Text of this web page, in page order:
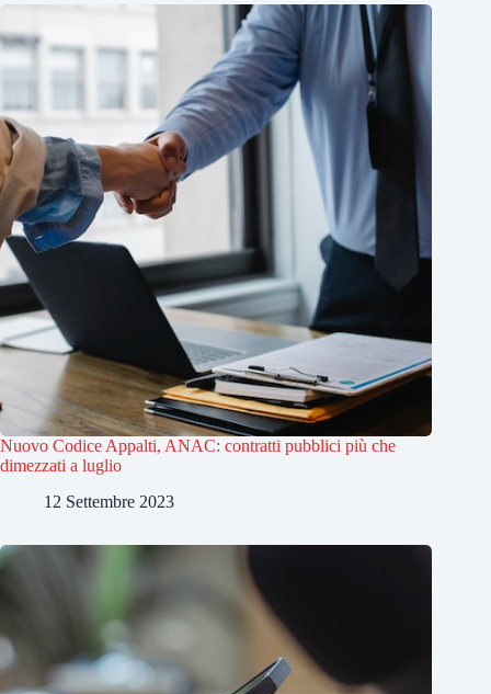
Nuovo Codice Appalti, ANAC: contratti pubblici più che
dimezzati a luglio
12 Settembre 2023